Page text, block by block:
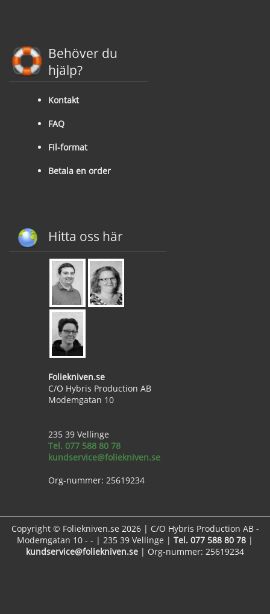
Behöver du
hjälp?
Kontakt
FAQ
Fil-format
Betala en order
Hitta oss här
Foliekniven.se
C/O Hybris Production AB
Modemgatan 10
235 39 Vellinge
Tel. 077 588 80 78
kundservice@foliekniven.se
Org-nummer: 25619234
Copyright © Foliekniven.se 2026 | C/O Hybris Production AB -
Modemgatan 10 - - | 235 39 Vellinge | Tel. 077 588 80 78 |
kundservice@foliekniven.se | Org-nummer: 25619234